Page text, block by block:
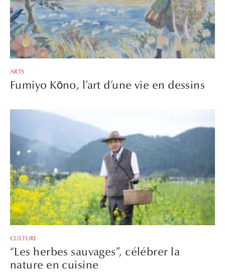
ARTS
Fumiyo Kōno, l’art d’une vie en dessins
CULTURE
“Les herbes sauvages”, célébrer la
nature en cuisine